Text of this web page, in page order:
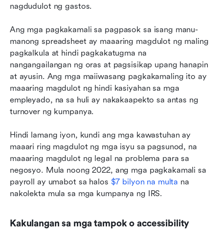
nagdudulot ng gastos.
Ang mga pagkakamali sa pagpasok sa isang manu-
manong spreadsheet ay maaaring magdulot ng maling
pagkalkula at hindi pagkakatugma na
nangangailangan ng oras at pagsisikap upang hanapin
at ayusin. Ang mga maiiwasang pagkakamaling ito ay
maaaring magdulot ng hindi kasiyahan sa mga
empleyado, na sa huli ay nakakaapekto sa antas ng
turnover ng kumpanya.
Hindi lamang iyon, kundi ang mga kawastuhan ay
maaari ring magdulot ng mga isyu sa pagsunod, na
maaaring magdulot ng legal na problema para sa
negosyo. Mula noong 2022, ang mga pagkakamali sa
payroll ay umabot sa halos $7 bilyon na multa na
nakolekta mula sa mga kumpanya ng IRS.
Kakulangan sa mga tampok o accessibility